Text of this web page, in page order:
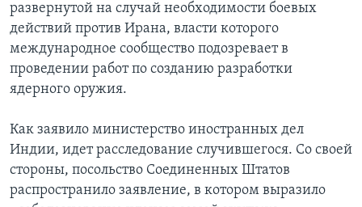
развернутой на случай необходимости боевых
действий против Ирана, власти которого
международное сообщество подозревает в
проведении работ по созданию разработки
ядерного оружия.
Как заявило министерство иностранных дел
Индии, идет расследование случившегося. Со своей
стороны, посольство Соединенных Штатов
распространило заявление, в котором выразило